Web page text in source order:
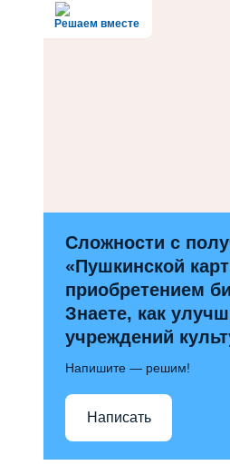
Решаем вместе
Сложности с
«Пушкинской
приобретением
Знаете, как
учреждений
Напишите — решим!
Написать